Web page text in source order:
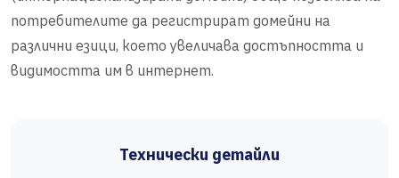
потребителите да регистрират домейни на
различни езици, което увеличава достъпността и
видимостта им в интернет.
Технически детайли